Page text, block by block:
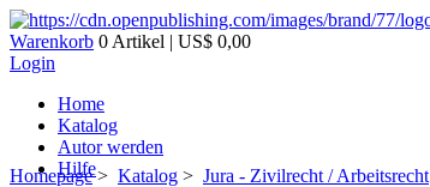
Warenkorb 0 Artikel | US$ 0,00
Login
Home
Katalog
Autor werden
Hilfe
Homepage> Katalog > Jura - Zivilrecht / Arbeitsrecht